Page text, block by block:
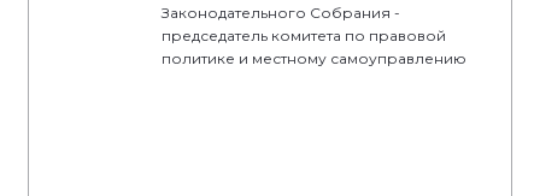
Законодательного Собрания -
председатель комитета по правовой
политике и местному самоуправлению